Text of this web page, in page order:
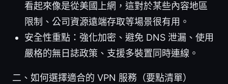
看起來像是從美國上網，這對於某些內容地區
限制、公司資源遠端存取等場景很有用。
安全性重點：強化加密、避免 DNS 泄漏、使用
嚴格的無日誌政策、支援多裝置同時連線。
二、如何選擇適合的 VPN 服務（要點清單）